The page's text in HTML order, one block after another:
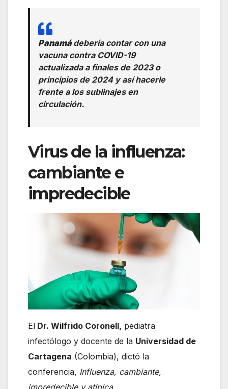
Panamádebería contar con una
vacuna contra COVID-19
actualizada a finales de 2023 o
principios de 2024 y así hacerle
frente a los sublinajes en
circulación.
Virus de la influenza:
cambiante e
impredecible
El Dr. Wilfrido Coronell, pediatra
infectólogo y docente de la Universidad de
Cartagena (Colombia), dictó la
conferencia, Influenza, cambiante,
impredecible y atípica.